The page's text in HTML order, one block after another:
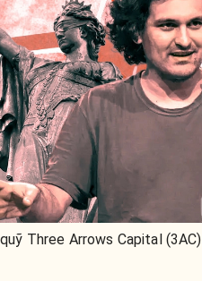
Three Arrows Capital